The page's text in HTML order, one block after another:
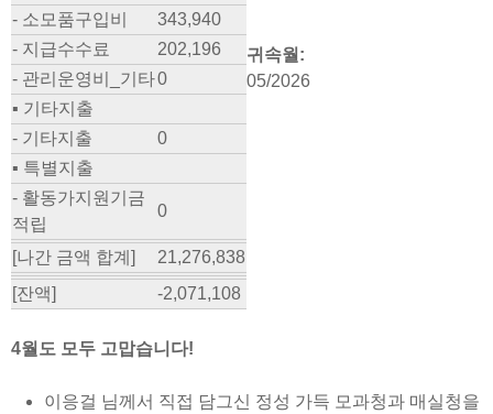
- 소모품구입비
343,940
- 지급수수료
202,196
- 관리운영비_기타0
▪ 기타지출
- 기타지출
0
▪ 특별지출
- 활동가지원기금
적립
0
[나간 금액 합계]
21,276,838
[잔액]
-2,071,108
귀속월:
05/2026
4월도 모두 고맙습니다!
이응걸 님께서 직접 담그신 정성 가득 모과청과 매실청을